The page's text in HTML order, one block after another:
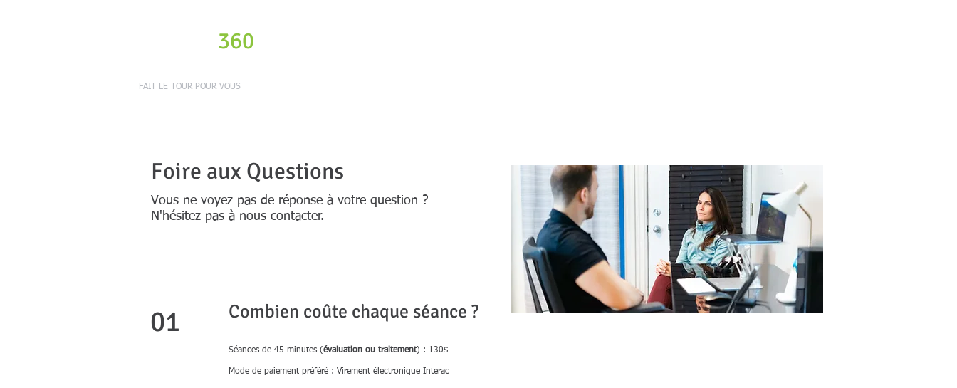
360
FAIT LE TOUR POUR VOUS
Foire aux Questions
Vous ne voyez pas de réponse à votre question ?
N'hésitez pas à nous contacter.
01 Combien coûte chaque séance ?
Séances de 45 minutes (évaluation ou traitement) : 130$
Mode de paiement préféré : Virement électronique Interac